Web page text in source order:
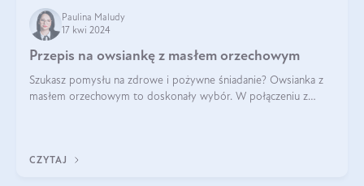
Paulina Maludy
17 kwi 2024
Przepis na owsiankę z masłem orzechowym
Szukasz pomysłu na zdrowe i pożywne śniadanie? Owsianka z
masłem orzechowym to doskonały wybór. W połączeniu z
CZYTAJ